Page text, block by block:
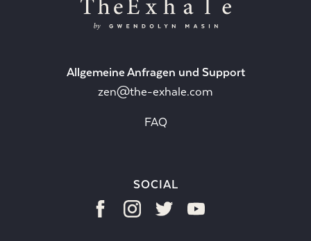
Allgemeine Anfragen und Support
zen@the-exhale.com
FAQ
SOCIAL